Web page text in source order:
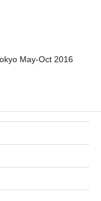
May-Oct 2016